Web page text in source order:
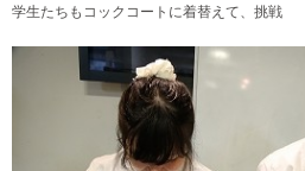
学生たちもコックコートに着替えて、挑戦